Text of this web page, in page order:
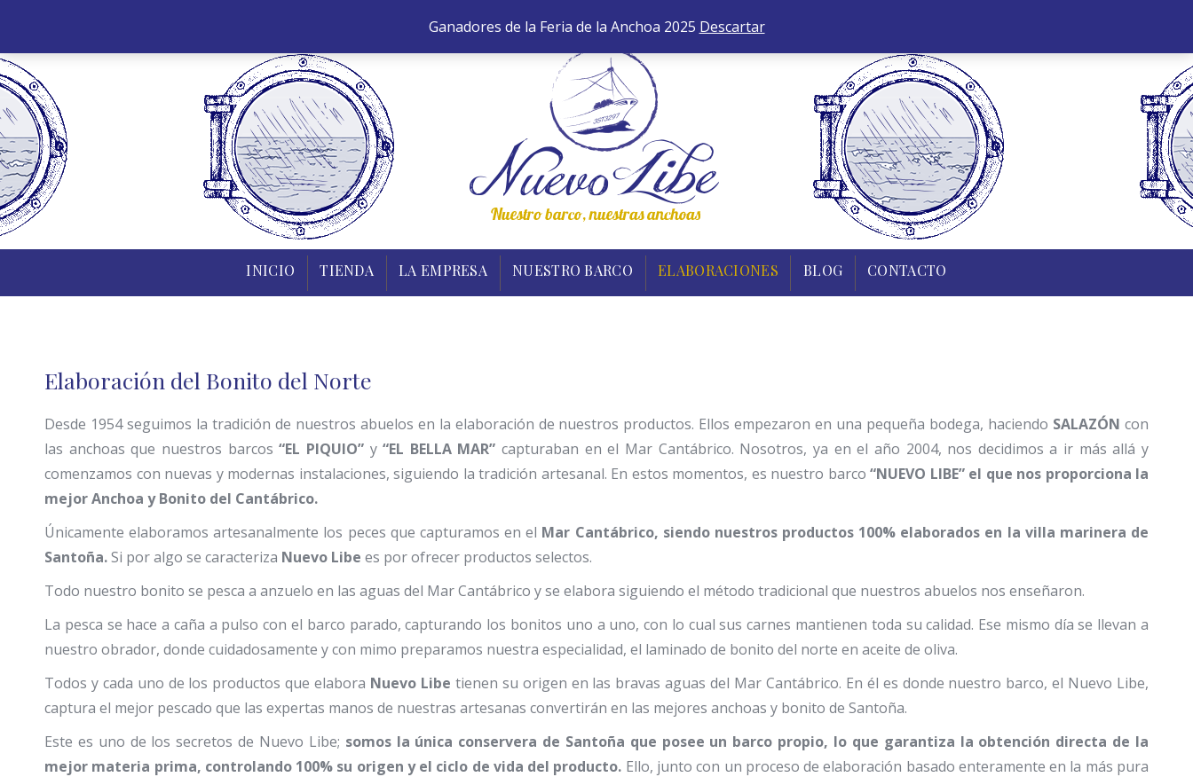
INICIO TIENDA LA EMPRESA NUESTRO BARCO ELABORACIONES BLOG CONTACTO
Elaboración del Bonito del Norte
Desde 1954 seguimos la tradición de nuestros abuelos en la elaboración de nuestros productos. Ellos empezaron en una pequeña bodega, haciendo SALAZÓN con
las anchoas que nuestros barcos“EL PIQUIO”y“EL BELLA MAR” capturaban en el Mar Cantábrico. Nosotros, ya en el año 2004, nos decidimos a ir más allá y
comenzamos con nuevas y modernas instalaciones, siguiendo la tradición artesanal. En estos momentos, es nuestro barco “NUEVO LIBE” el que nos proporciona la
mejor Anchoa y Bonito del Cantábrico.
Únicamente elaboramos artesanalmente los peces que capturamos en el Mar Cantábrico, siendo nuestros productos 100% elaborados en la villa marinera de
Santoña.Si por algo se caracteriza Nuevo Libe es por ofrecer productos selectos.
Todo nuestro bonito se pesca a anzuelo en las aguas del Mar Cantábrico y se elabora siguiendo el método tradicional que nuestros abuelos nos enseñaron.
La pesca se hace a caña a pulso con el barco parado, capturando los bonitos uno a uno, con lo cual sus carnes mantienen toda su calidad. Ese mismo día se llevan a
nuestro obrador, donde cuidadosamente y con mimo preparamos nuestra especialidad, el laminado de bonito del norte en aceite de oliva.
Todos y cada uno de los productos que elabora Nuevo Libe tienen su origen en las bravas aguas del Mar Cantábrico. En él es donde nuestro barco, el Nuevo Libe,
captura el mejor pescado que las expertas manos de nuestras artesanas convertirán en las mejores anchoas y bonito de Santoña.
Este es uno de los secretos de Nuevo Libe; somos la única conservera de Santoña que posee un barco propio, lo que garantiza la obtención directa de la
mejor materia prima, controlando 100% su origen y el ciclo de vida del producto. Ello, junto con un proceso de elaboración basado enteramente en la más pura
Ganadores de la Feria de la Anchoa 2025 Descartar
INICIO TIENDA LA EMPRESA NUESTRO BARCO